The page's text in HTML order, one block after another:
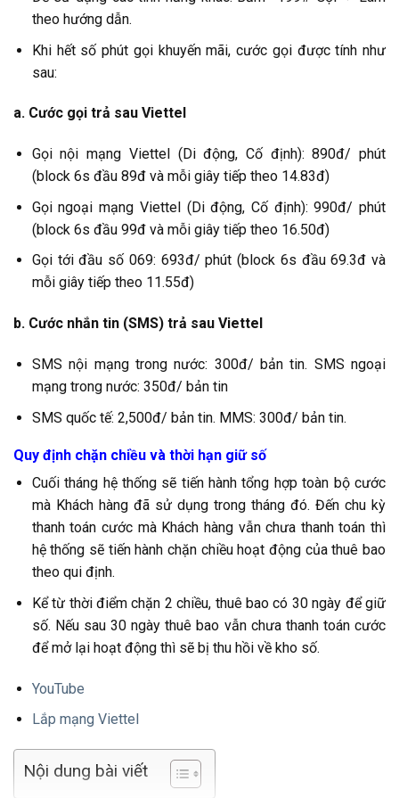
theo hướng dẫn.
Khi hết số phút gọi khuyến mãi, cước gọi được tính như
sau:
a. Cước gọi trả sau Viettel
Gọi nội mạng Viettel (Di động, Cố định): 890đ/ phút
(block 6s đầu 89đ và mỗi giây tiếp theo 14.83đ)
Gọi ngoại mạng Viettel (Di động, Cố định): 990đ/ phút
(block 6s đầu 99đ và mỗi giây tiếp theo 16.50đ)
Gọi tới đầu số 069: 693đ/ phút (block 6s đầu 69.3đ và
mỗi giây tiếp theo 11.55đ)
b. Cước nhắn tin (SMS) trả sau Viettel
SMS nội mạng trong nước: 300đ/ bản tin. SMS ngoại
mạng trong nước: 350đ/ bản tin
SMS quốc tế: 2,500đ/ bản tin. MMS: 300đ/ bản tin.
Quy định chặn chiều và thời hạn giữ số
Cuối tháng hệ thống sẽ tiến hành tổng hợp toàn bộ cước
mà Khách hàng đã sử dụng trong tháng đó. Đến chu kỳ
thanh toán cước mà Khách hàng vẫn chưa thanh toán thì
hệ thống sẽ tiến hành chặn chiều hoạt động của thuê bao
theo qui định.
Kể từ thời điểm chặn 2 chiều, thuê bao có 30 ngày để giữ
số. Nếu sau 30 ngày thuê bao vẫn chưa thanh toán cước
để mở lại hoạt động thì sẽ bị thu hồi về kho số.
YouTube
Lắp mạng Viettel
Nội dung bài viết